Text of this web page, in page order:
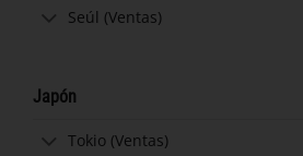
Seúl (Ventas)
Japón
Tokio (Ventas)